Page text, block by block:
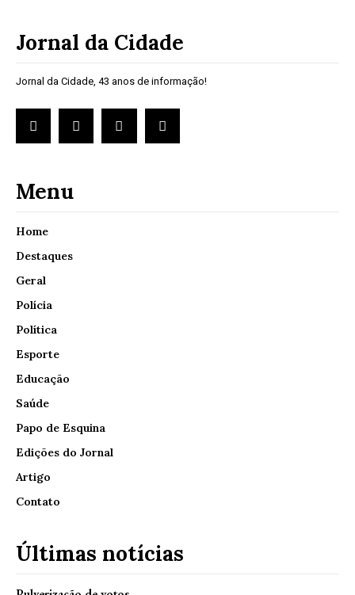
Jornal da Cidade
Jornal da Cidade, 43 anos de informação!
Menu
Home
Destaques
Geral
Polícia
Política
Esporte
Educação
Saúde
Papo de Esquina
Edições do Jornal
Artigo
Contato
Últimas notícias